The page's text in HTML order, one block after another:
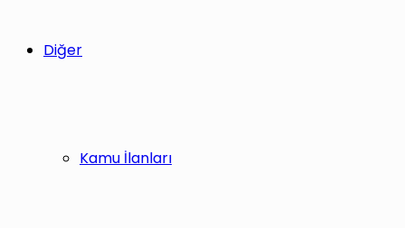
Diğer
Kamu İlanları